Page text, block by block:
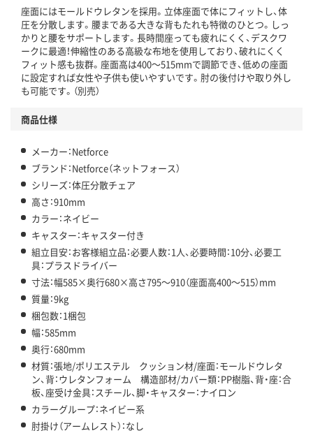
座面にはモールドウレタンを採用。立体座面で体にフィットし、体
圧を分散します。腰まである大きな背もたれも特徴のひとつ。しっ
かりと腰をサポートします。長時間座っても疲れにくく、デスクワ
ークに最適！伸縮性のある高級な布地を使用しており、破れにくく
フィット感も抜群。座面高は400～515mmで調節でき、低めの座面
に設定すれば女性や子供も使いやすいです。肘の後付けや取り外し
も可能です。（別売）
商品仕様
メーカー：Netforce
ブランド：Netforce（ネットフォース）
シリーズ：体圧分散チェア
高さ：910mm
カラー：ネイビー
キャスター：キャスター付き
組立目安：お客様組立品：必要人数：1人、必要時間：10分、必要工
具：プラスドライバー
寸法：幅585×奥行680×高さ795～910（座面高400～515）mm
質量：9kg
梱包数：1梱包
幅：585mm
奥行：680mm
材質：張地/ポリエステル クッション材/座面：モールドウレタ
ン、背：ウレタンフォーム 構造部材/カバー類：PP樹脂、背・座：合
板、座受け金具：スチール、脚・キャスター：ナイロン
カラーグループ：ネイビー系
肘掛け（アームレスト）：なし